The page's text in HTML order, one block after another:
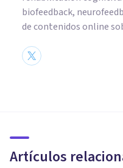
biofeedback,
de contenidos online
Artículos
humana